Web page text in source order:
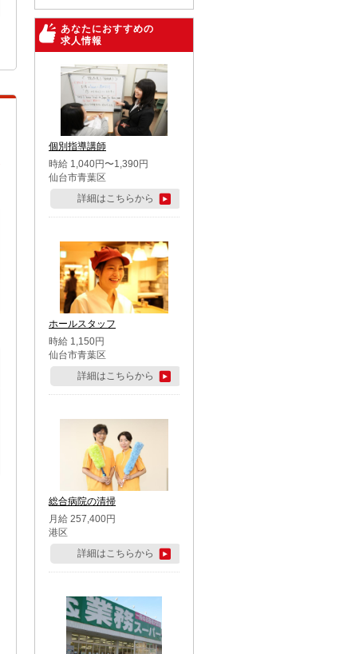
あなたにおすすめの
求人情報
個別指導講師
時給 1,040円〜1,390円
仙台市青葉区
詳細はこちらから
ホールスタッフ
時給 1,150円
仙台市青葉区
詳細はこちらから
総合病院の清掃
月給 257,400円
港区
詳細はこちらから